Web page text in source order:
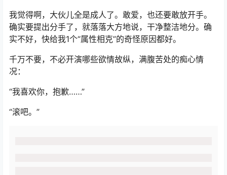
我觉得啊，大伙儿全是成人了。敢爱，也还要敢放开手。
确实要提出分手了，就落落大方地说，干净整洁地分。确
实不好，快给我1个“属性相克”的奇怪原因都好。
千万不要，不必开演哪些欲情故纵，满腹苦处的痴心情
况：
“我喜欢你，抱歉……”
“滚吧。”